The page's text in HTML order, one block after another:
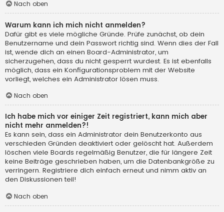
Nach oben
Warum kann ich mich nicht anmelden?
Dafür gibt es viele mögliche Gründe. Prüfe zunächst, ob dein
Benutzername und dein Passwort richtig sind. Wenn dies der Fall
ist, wende dich an einen Board-Administrator, um
sicherzugehen, dass du nicht gesperrt wurdest. Es ist ebenfalls
möglich, dass ein Konfigurationsproblem mit der Website
vorliegt, welches ein Administrator lösen muss.
Nach oben
Ich habe mich vor einiger Zeit registriert, kann mich aber
nicht mehr anmelden?!
Es kann sein, dass ein Administrator dein Benutzerkonto aus
verschieden Gründen deaktiviert oder gelöscht hat. Außerdem
löschen viele Boards regelmäßig Benutzer, die für längere Zeit
keine Beiträge geschrieben haben, um die Datenbankgröße zu
verringern. Registriere dich einfach erneut und nimm aktiv an
den Diskussionen teil!
Nach oben